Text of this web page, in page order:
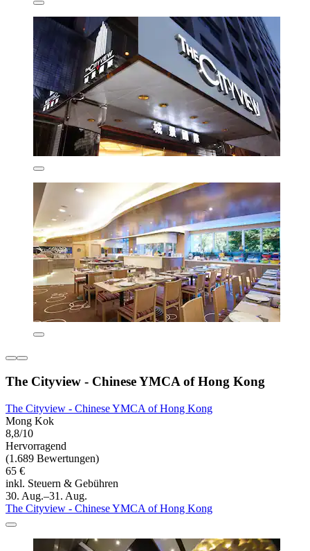
The Cityview - Chinese YMCA of Hong Kong
The Cityview - Chinese YMCA of Hong Kong
Mong Kok
8,8/10
Hervorragend
(1.689 Bewertungen)
65 €
inkl. Steuern & Gebühren
30. Aug.–31. Aug.
The Cityview - Chinese YMCA of Hong Kong